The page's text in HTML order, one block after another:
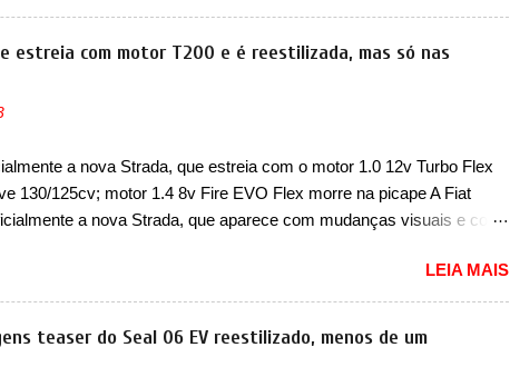
precisam retornar a uma concessionária mais próxima para a
problemas. O primeiro deles será uma atualização do software do
da bateria (AHCP e HCP). Para alguns veículos envolvidos,
(aquecimento, ventilação e ar-condicionado). A marca também
do Módulo de Controle da Bateria (BPCM), que poderá causar a
motriz, requerendo a atualização do software do modulo de...
estreia com motor T200 e é reestilizada, mas só nas
a nova Strada, que estreia com o motor 1.0 12v Turbo Flex
130/125cv; motor 1.4 8v Fire EVO Flex morre na picape A Fiat
a nova Strada, que aparece com mudanças visuais e com
no ano passado, a Fiat apresentou mudanças visuais e a estreia
Turbo Flex, conhecido como T200. Praticamente sem
Fiat Strada soube ser mutável com avanços importantes que a
nunca conseguiu acompanhar e agora ela abre uma distância ainda
LEIA MAIS
teaser do Seal 06 EV reestilizado, menos de um